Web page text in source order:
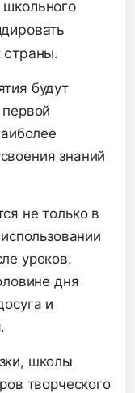
страны.
будут
знаний
не только в
уроков.
дня
и
школы
творческого